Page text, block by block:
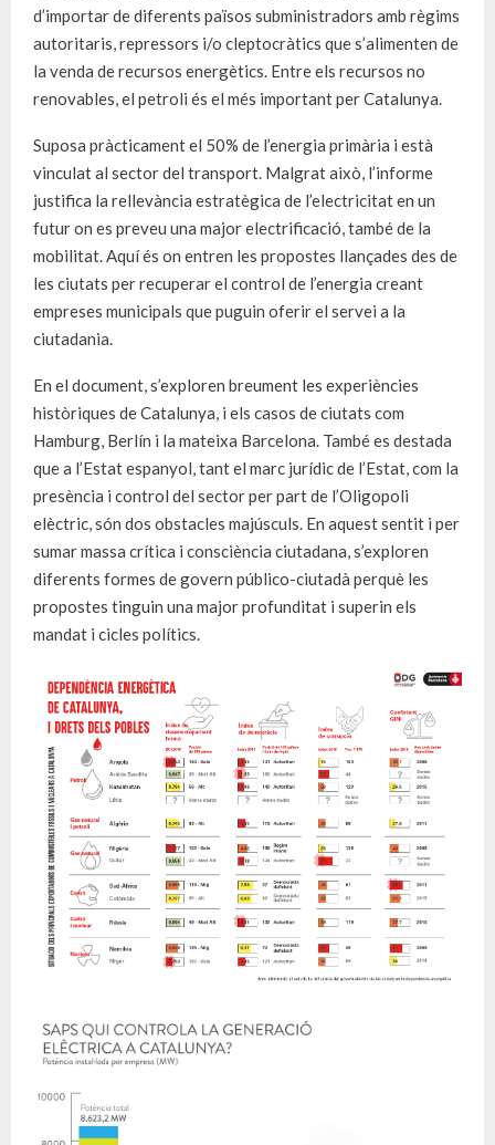
d’importar de diferents països subministradors amb règims
autoritaris, repressors i/o cleptocràtics que s’alimenten de
la venda de recursos energètics. Entre els recursos no
renovables, el petroli és el més important per Catalunya.
Suposa pràcticament el 50% de l’energia primària i està
vinculat al sector del transport. Malgrat això, l’informe
justifica la rellevància estratègica de l’electricitat en un
futur on es preveu una major electrificació, també de la
mobilitat. Aquí és on entren les propostes llançades des de
les ciutats per recuperar el control de l’energia creant
empreses municipals que puguin oferir el servei a la
ciutadania.
En el document, s’exploren breument les experiències
històriques de Catalunya, i els casos de ciutats com
Hamburg, Berlín i la mateixa Barcelona. També es destada
que a l’Estat espanyol, tant el marc jurídic de l’Estat, com la
presència i control del sector per part de l’Oligopoli
elèctric, són dos obstacles majúsculs. En aquest sentit i per
sumar massa crítica i consciència ciutadana, s’exploren
diferents formes de govern público-ciutadà perquè les
propostes tinguin una major profunditat i superin els
mandat i cicles polítics.